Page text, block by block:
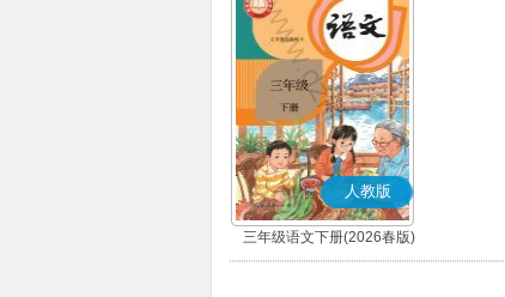
人教版
三年级语文下册(2026春版)
(部编版)